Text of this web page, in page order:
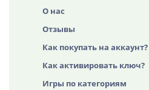
О нас
Отзывы
Как покупать на аккаунт?
Как активировать ключ?
Игры по категориям